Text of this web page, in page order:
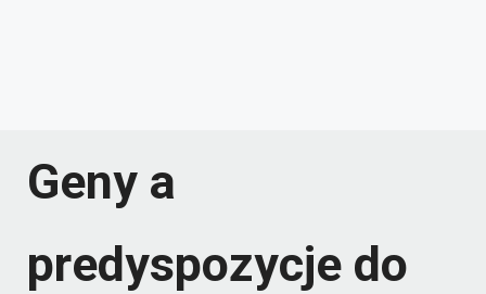
Geny a
predyspozycje do